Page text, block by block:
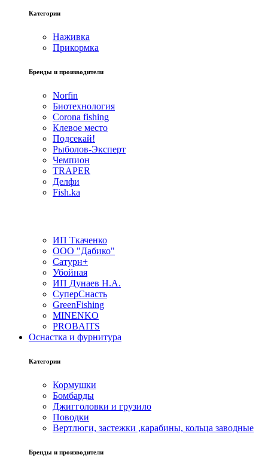
Категории
Наживка
Прикормка
Бренды и производители
Norfin
Биотехнология
Corona fishing
Клевое место
Подсекай!
Рыболов-Эксперт
Чемпион
TRAPER
Делфи
Fish.ka
ИП Ткаченко
ООО "Дабико"
Сатурн+
Убойная
ИП Дунаев Н.А.
СуперСнасть
GreenFishing
MINENKO
PROBAITS
Оснастка и фурнитура
Категории
Кормушки
Бомбарды
Джигголовки и грузило
Поводки
Вертлюги, застежки ,карабины, кольца заводные
Бренды и производители